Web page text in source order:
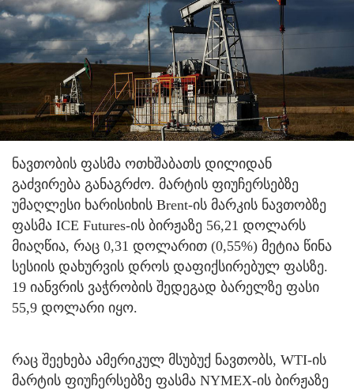
ნავთობის ფასმა ოთხშაბათს დილიდან
გაძვირება განაგრძო. მარტის ფიუჩერსებზე
უმაღლესი ხარისიხის Brent-ის მარკის ნავთობზე
ფასმა ICE Futures-ის ბირჟაზე 56,21 დოლარს
მიაღწია, რაც 0,31 დოლარით (0,55%) მეტია წინა
სესიის დახურვის დროს დაფიქსირებულ ფასზე.
19 იანვრის ვაჭრობის შედეგად ბარელზე ფასი
55,9 დოლარი იყო.
რაც შეეხება ამერიკულ მსუბუქ ნავთობს, WTI-ის
მარტის ფიუჩერსებზე ფასმა NYMEX-ის ბირჟაზე